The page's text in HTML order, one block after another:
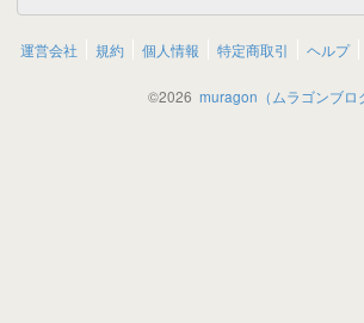
運営会社 規約 個人情報 特定商取引 ヘルプ
©2026 muragon（ムラゴンブロ